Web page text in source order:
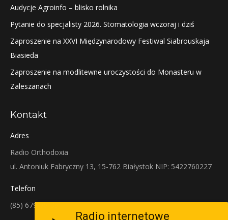
Audycje Agroinfo – blisko rolnika
Pytanie do specjalisty 2026. Stomatologia wczoraj i dziś
Zaproszenie na XXVI Międzynarodowy Festiwal Siabrouskaja
Biasieda
Zaproszenie na modlitewne uroczystości do Monasteru w
Zaleszanach
Kontakt
Adres
Radio Orthodoxia
ul. Antoniuk Fabryczny 13, 15-762 Białystok NIP: 5422760227
Telefon
(85) 679-38-38
Radio internetowe